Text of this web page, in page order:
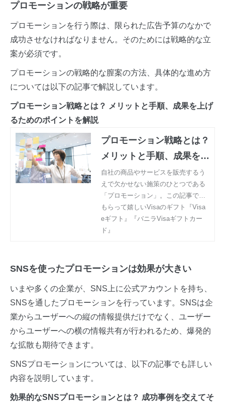
プロモーションの戦略が重要
プロモーションを行う際は、限られた広告予算のなかで
成功させなければなりません。そのためには戦略的な立
案が必須です。
プロモーションの戦略的な膣案の方法、具体的な進め方
については以下の記事で解説しています。
プロモーション戦略とは？ メリットと手順、成果を上げ
るためのポイントを解説
プロモーション戦略とは？
メリットと手順、成果を上
げるためのポイントを解説
| もらって嬉しいVisaのギ
フト『Visa eギフト』『バ
ニラVisaギフトカード』
自社の商品やサービスを販売するう
えで欠かせない施策のひとつである
「プロモーション」。この記事で
は、プロモーションの概要やメリッ
ト、マーケティング戦略のなかでの
プロモーションの位置づけ、BtoB・
もらって嬉しいVisaのギフト『Visa
eギフト』『バニラVisaギフトカー
ド』
SNSを使ったプロモーションは効果が大きい
いまや多くの企業が、SNS上に公式アカウントを持ち、
SNSを通したプロモーションを行っています。SNSは企
業からユーザーへの縦の情報提供だけでなく、ユーザー
からユーザーへの横の情報共有が行われるため、爆発的
な拡散も期待できます。
SNSプロモーションについては、以下の記事でも詳しい
内容を説明しています。
効果的なSNSプロモーションとは？ 成功事例を交えてそ